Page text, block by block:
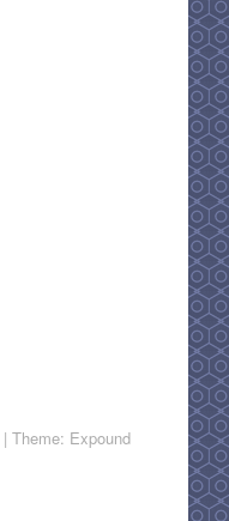
| Theme: Expound